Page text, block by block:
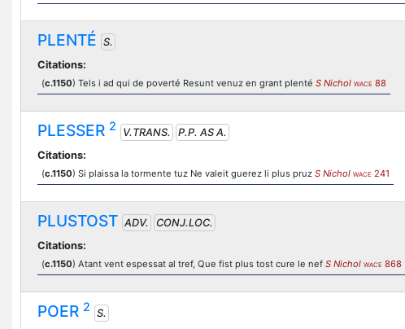
PLENTÉ S.
Citations:
(c.1150) Tels i ad qui de poverté Resunt venuz en grant plenté S Nichol WACE 88
PLESSER 2 V.TRANS.
P.P. AS A.
Citations:
(c.1150) Si plaissa la tormente tuz Ne valeit guerez li plus pruz S Nichol WACE 241
PLUSTOST ADV.
CONJ.LOC.
Citations:
(c.1150) Atant vent espessat al tref, Que fist plus tost cure le nef S Nichol WACE 868
POER 2 S.